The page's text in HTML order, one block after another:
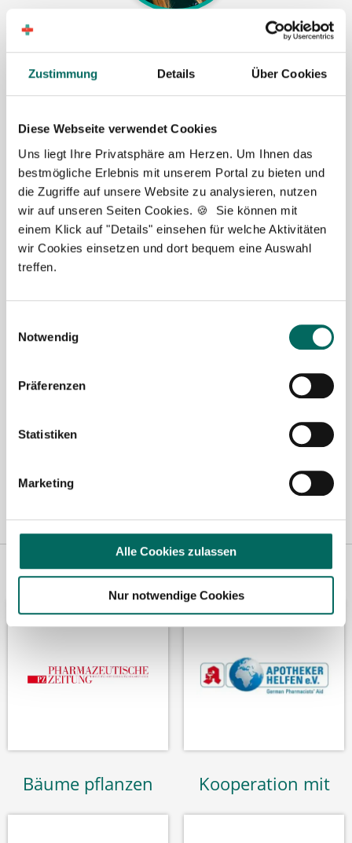
Zustimmung Details Über Cookies
Diese Webseite verwendet Cookies
Uns liegt Ihre Privatsphäre am Herzen. Um Ihnen das
bestmögliche Erlebnis mit unserem Portal zu bieten und
die Zugriffe auf unsere Website zu analysieren, nutzen
wir auf unseren Seiten Cookies. 🍪 Sie können mit
einem Klick auf "Details" einsehen für welche Aktivitäten
wir Cookies einsetzen und dort bequem eine Auswahl
treffen.
Notwendig
Präferenzen
Statistiken
Marketing
Alle Cookies zulassen
Nur notwendige Cookies
Jasmin Siebeck - Teamleitung
Lassen Sie mich Ihnen bei der Stellensuche helfen.
der Sie als Apotheker (m|w|d), PTA oder PKA das
Team erweitern können. Bei Fragen stehe ich Ihnen
gerne persönlich zur Seite.
Jetzt zur kostenlosen Stellenanfrage
Kontakt
Tel.: +49 (0) 521 / 911 730 37
hallo@deutscher-apotheker-service.de
Vertreten in Wir fördern
Bäume pflanzen Kooperation mit